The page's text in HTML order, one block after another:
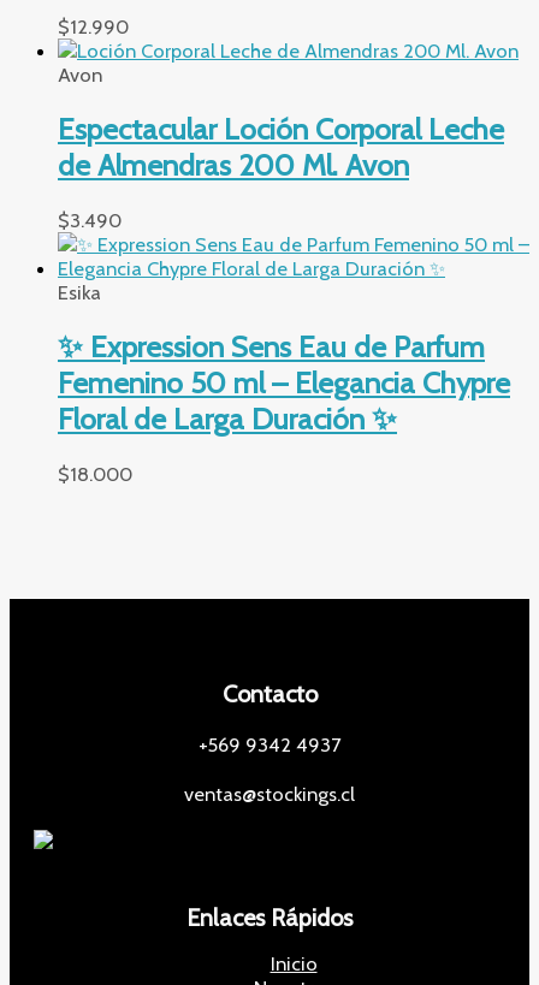
$12.990
Avon
Espectacular Loción Corporal Leche
de Almendras 200 Ml. Avon
$3.490
Esika
✨ Expression Sens Eau de Parfum
Femenino 50 ml – Elegancia Chypre
Floral de Larga Duración ✨
$18.000
Contacto
+569 9342 4937
ventas@stockings.cl
Enlaces Rápidos
Inicio